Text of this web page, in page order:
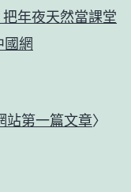
年夜天然當課堂
國網
站第一篇文章〉